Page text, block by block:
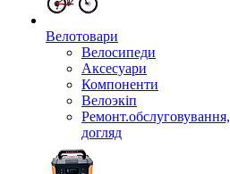
Велотовари
Велосипеди
Аксесуари
Компоненти
Велоэкіп
Ремонт.обслуговування,
догляд